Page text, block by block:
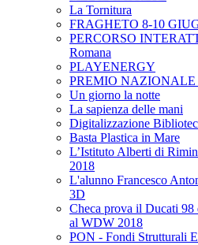
La Tornitura
FRAGHETO 8-10
PERCORSO
Romana
PLAYENERGY
PREMIO
Un giorno la notte
La sapienza delle mani
Digitalizzazione
Basta Plastica in Mare
L’Istituto Alberti di
2018
L'alunno Francesco
3D
Checa prova il Ducati
al WDW 2018
PON - Fondi Strutturali